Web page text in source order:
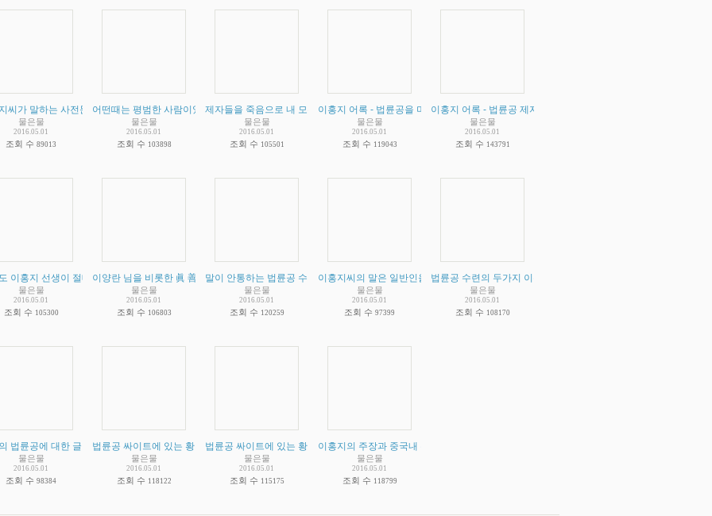
씨가 말하는 사전문화 증거 비판 - 그외 이홍지씨가 주장하는 증거라는 것들 (점점더 심해 집니다) 정상인이 아닙니다. 무슨 근거 비스무리한것이 될만한 자료나 확보하
물은물
2016.05.01
조회 수 89013
어떤때는 평범한 사람이었다가 어떤때는 절대자인 이홍지의 일관성 없는 주장 (
물은물
2016.05.01
조회 수 103898
제자들을 죽음으로 내 모는 이홍지 - 공산당을 욕할게 아니라 이홍지 집단을 때려잡는 공산당을 칭찬해야 합니다.
물은물
2016.05.01
조회 수 105501
이홍지 어록 - 법륜공을 미신이라 부르는 과학자들에 대해서 한 말입니다.
물은물
2016.05.01
조회 수 119043
이홍지 어록 - 법륜공 제자가 되면 죽음도 후회하지 않는다는 이홍
물은물
2016.05.01
조회 수 143791
이홍지 선생이 절대자라고 한사람이 없다는 주장에 대해 (2)
물은물
2016.05.01
조회 수 105300
이양란 님을 비롯한 眞 善 忍 을 닦는다는 법륜공 수련자들께. (2 )
물은물
2016.05.01
조회 수 106803
말이 안통하는 법륜공 수련자들을 위한 요점정리 (2)
물은물
2016.05.01
조회 수 120259
이홍지씨의 말은 일반인을 위한 말과 수련자를 위한 말이 따로 있다는 님의 개인적인 인식에
물은물
2016.05.01
조회 수 97399
법륜공 수련의 두가지 이슈
물은물
2016.05.01
조회 수 108170
법륜공에 대한 글 )
물은물
2016.05.01
조회 수 98384
법륜공 싸이트에 있는 황당한 체험담 (2 )
물은물
2016.05.01
조회 수 118122
법륜공 싸이트에 있는 황당한 체험담 2 (3)
물은물
2016.05.01
조회 수 115175
이홍지의 주장과 중국내 수련자들을 죽음으로 대항하라고 한말
물은물
2016.05.01
조회 수 118799